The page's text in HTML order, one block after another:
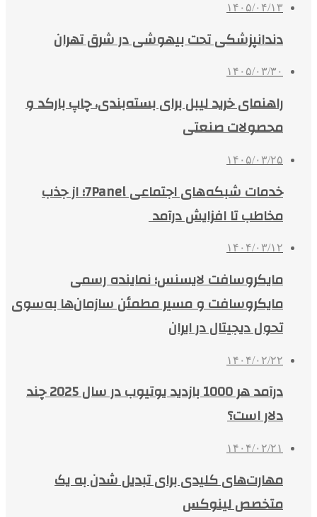
۱۴۰۵/۰۴/۱۳
دندانپزشکی تحت بیهوشی در شرق تهران
۱۴۰۵/۰۳/۳۰
راهنمای خرید لیبل برای بسته‌بندی، چاپ بارکد و
محصولات صنعتی
۱۴۰۵/۰۳/۲۵
خدمات شبکه‌های اجتماعی 7Panel؛ از جذب
مخاطب تا افزایش درآمد
۱۴۰۴/۰۳/۱۲
مایکروسافت لایسنس؛ نماینده رسمی
مایکروسافت و مسیر مطمئن سازمان‌ها به‌سوی
تحول دیجیتال در ایران
۱۴۰۴/۰۲/۲۲
درآمد هر 1000 بازدید یوتیوب در سال 2025 چند
دلار است؟
۱۴۰۴/۰۲/۲۱
مهارت‌های کلیدی برای تبدیل شدن به یک
متخصص لینوکس